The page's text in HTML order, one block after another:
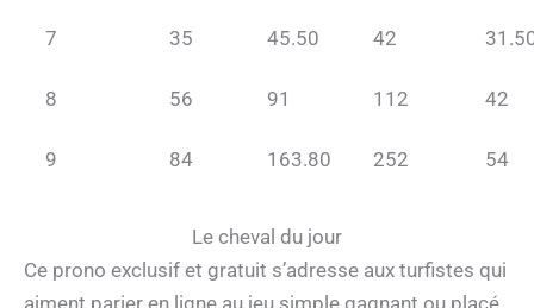
7 35 45.50 42
8 56 91 112 42
9 84 163.80 252 54
Le cheval du jour
Ce prono exclusif et gratuit s’adresse aux turfistes qui